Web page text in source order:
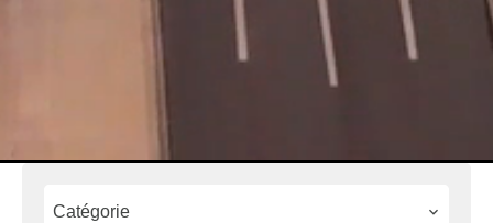
Catégorie